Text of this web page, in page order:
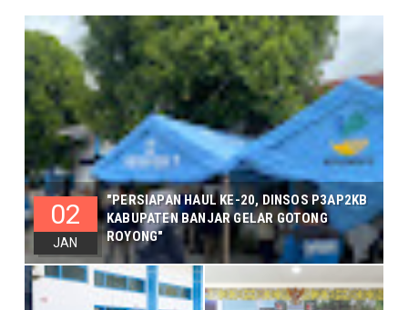
"PERSIAPAN HAUL KE-20, DINSOS P3AP2KB
KABUPATEN BANJAR GELAR GOTONG
ROYONG"
02
JAN